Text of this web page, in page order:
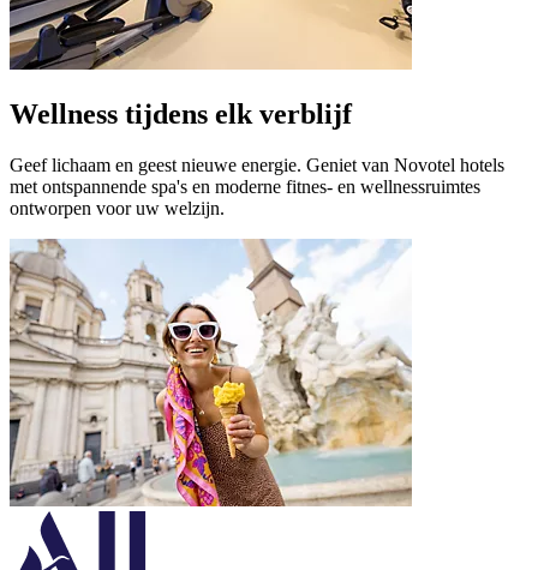
Wellness tijdens elk verblijf
Geef lichaam en geest nieuwe energie. Geniet van Novotel hotels
met ontspannende spa's en moderne fitnes- en wellnessruimtes
ontworpen voor uw welzijn.
Novotel Münster City
Münster, Duitsland
Novotel Münster City verwelkomt u op een toplocatie bij het
Novotel Phuket Kata Avista Resort and Spa
Phuket, Thailand